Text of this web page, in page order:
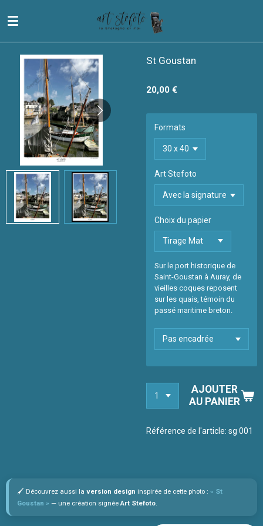
au
St Goustan
20,00 €
Formats
Art Stefoto
Choix du papier
Sur le port historique de
Saint-Goustan à Auray, de
vieilles coques reposent
sur les quais, témoin du
passé maritime breton.
AJOUTER
AU PANIER
Référence de l'article: sg 001
🖌️ Découvrez aussi la version design inspirée de cette photo : « St
Goustan » — une création signéeArt Stefoto.